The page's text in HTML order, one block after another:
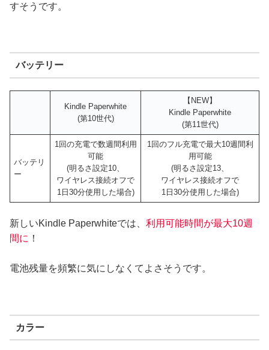
すそうです。
バッテリー
Kindle Paperwhite
(第10世代)
【NEW】
Kindle Paperwhite
(第11世代)
バッテリ
ー
1回の充電で数週間利用
可能
(明るさ設定10、
ワイヤレス接続オフで
1日30分使用した場合)
1回のフル充電で最大10週間利
用可能
(明るさ設定13、
ワイヤレス接続オフで
1日30分使用した場合)
新しいKindle Paperwhiteでは、 利用可能時間が最大10週
間に ！
電池残量を頻繁に気にしなくてよさそうです。
カラー